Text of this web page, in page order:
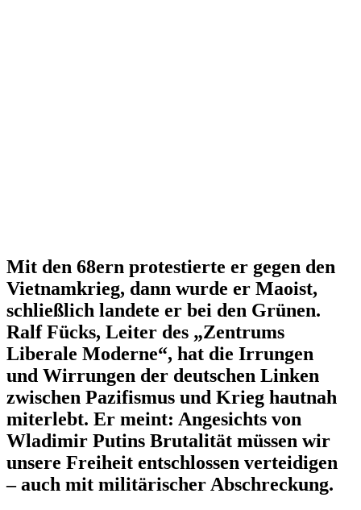
Mit den 68ern protes­tierte er gegen den
Vietnam­krieg, dann wurde er Maoist,
schließlich landete er bei den Grünen.
Ralf Fücks, Leiter des „Zentrums
Liberale Moderne“, hat die Irrungen
und Wirrungen der deutschen Linken
zwischen Pazifismus und Krieg hautnah
miterlebt. Er meint: Angesichts von
Wladimir Putins Bruta­lität müssen wir
unsere Freiheit entschlossen vertei­digen
– auch mit militä­ri­scher Abschreckung.